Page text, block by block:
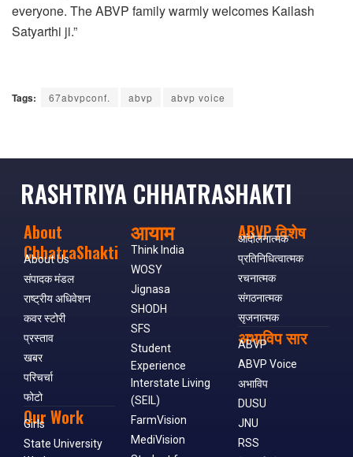
everyone. The ABVP family warmly welcomes Kailash
Satyarthi ji.”
Tags: 67abvpconf. abvp abvp voice
RASHTRIYA CHHATRASHAKTI
About
ChhatraShakti
About Us
संपादक मंडल
राष्ट्रीय अधिवेशन
कवर स्टोरी
प्रस्ताव
खबर
परिचर्चा
फोटो
Our Work
Girls
State University
आयाम
Think India
WOSY
Jignasa
SHODH
SFS
Student
Experience
Interstate Living
(SEIL)
FarmVision
MediVision
ABVP विशेष
आंदोलनात्मक
प्रतिनिधित्वात्मक
रचनात्मक
संगठनात्मक
सृजनात्मक
अभाविप सार
ABVP
ABVP Voice
अभाविप
DUSU
JNU
RSS